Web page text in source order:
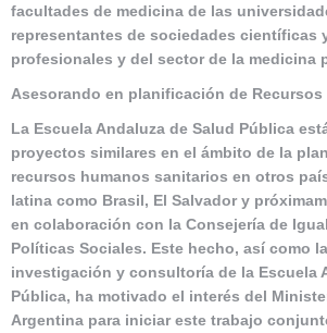
facultades de medicina de las
representantes de sociedades científicas
profesionales y del sector de la medicina
Asesorando en planificación de Recursos
La Escuela Andaluza de Salud Pública
proyectos similares en el ámbito de la
recursos humanos sanitarios en otros
latina como Brasil, El Salvador y
en colaboración con la Consejería de
Políticas Sociales. Este hecho, así como
investigación y consultoría de la Escuela
Pública, ha motivado el interés del
Argentina para iniciar este trabajo